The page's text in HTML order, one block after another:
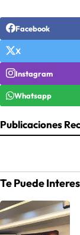
Facebook
X
Instagram
Whatsapp
Publicaciones
Te Puede